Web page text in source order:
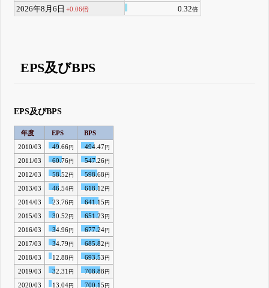
2026年8月6日 +0.06倍 0.32倍
EPS及びBPS
EPS及びBPS
年度 EPS
BPS
2010/03
49.66円 494.47円
2011/03 60.76円 547.26円
2012/03 58.52 円 598.68 円
2013/03 46.54円 618.12 円
2014/03 23.76円 641.15 円
2015/03 30.52 円 651.23 円
2016/03 34.96円 677.24円
2017/03 34.79 円 685.82 円
2018/03 12.88 円 693.53 円
2019/03 32.31 円 708.88 円
2020/03 13.04円 700.15 円